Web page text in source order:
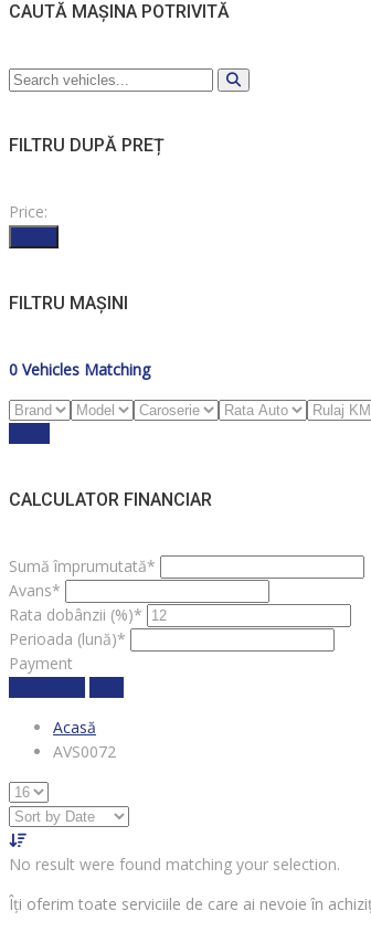
CAUTĂ MAȘINA POTRIVITĂ
FILTRU DUPĂ PREȚ
Price:
FILTRU MAȘINI
0 Vehicles Matching
CALCULATOR FINANCIAR
Sumă împrumutată*
Avans*
Rata dobânzii (%)*
Perioada (lună)*
Payment
Acasă
AVS0072
No result were found matching your selection.
Îți oferim toate serviciile de care ai nevoie în